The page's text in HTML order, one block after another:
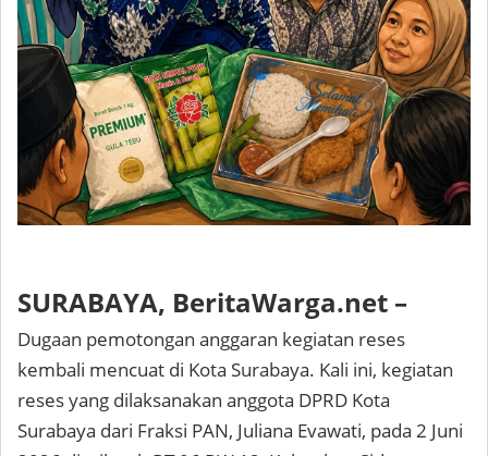
SURABAYA, BeritaWarga.net –
Dugaan pemotongan anggaran kegiatan reses
kembali mencuat di Kota Surabaya. Kali ini, kegiatan
reses yang dilaksanakan anggota DPRD Kota
Surabaya dari Fraksi PAN, Juliana Evawati, pada 2 Juni